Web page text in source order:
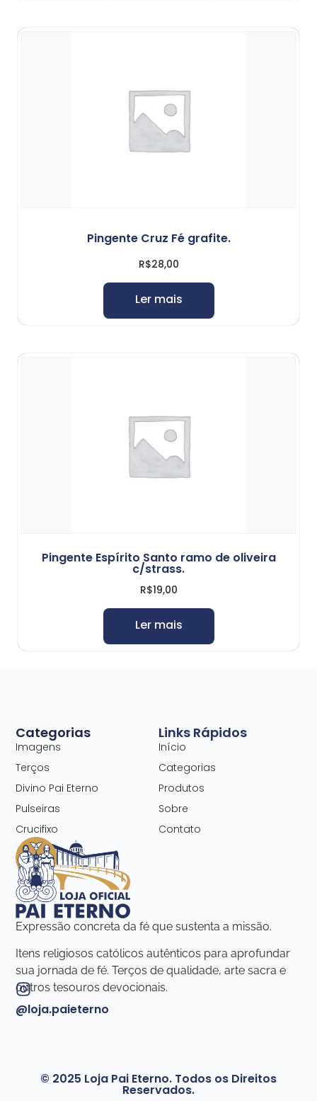
Pingente Cruz Fé grafite.
R$28,00
Ler mais
Pingente Espírito Santo ramo de oliveira
c/strass.
R$19,00
Ler mais
Expressão concreta da fé que sustenta a missão.
Itens religiosos católicos autênticos para aprofundar
sua jornada de fé. Terços de qualidade, arte sacra e
outros tesouros devocionais.
@loja.paieterno
Links Rápidos
Início
Categorias
Produtos
Sobre
Contato
Categorias
Imagens
Terços
Divino Pai Eterno
Pulseiras
Crucifixo
© 2025 Loja Pai Eterno. Todos os Direitos
Reservados.